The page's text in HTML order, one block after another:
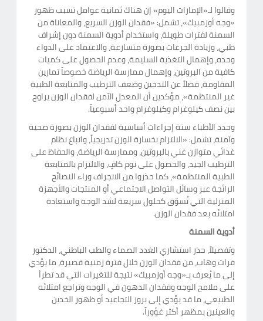
وقالوا لـ«الإمارات اليوم» إن هناك ثمانية عوامل تسبب ظهور
«وجه أوزمبيك»، تشمل: «فقدان الوزن السريع، والمعاناة من
السمنة لفترات طويلة، واستخدام أدوية السمنة دون إشراف
طبي، وزيادة الجرعات بصورة متسارعة، والاعتماد على الدواء
وحده، وإهمال التغذية السليمة، وعدم الحصول على كميات
كافية من البروتين، وإهمال ممارسة الرياضة خصوصاً تمارين
المقاومة، فضلاً عن التدخين وضعف الترطيب والمتابعة الطبية
غير المنتظمة»، مؤكدين أن المعدل الآمن لفقدان الوزن يراوح
بين نصف كيلوغرام وكيلوغرام واحد أسبوعياً.
وحدد الأطباء ستة إجراءات أساسية لفقدان الوزن بصورة صحية
وآمنة، تشمل: «الالتزام بخسارة الوزن تدريجياً، واتباع نظام
غذائي متوازن غني بالبروتين، وممارسة الرياضة، والحفاظ على
الترطيب الجيد، والحصول على نوم كافٍ، والالتزام بالمتابعة
الطبية المنتظمة»، كما حذروا من الانجراف وراء النصائح
الرائجة عبر وسائل التواصل الاجتماعي أو المنتجات والأجهزة
المنزلية التي تُسوّق كحلول سريعة لشد الوجه واستعادة
امتلائه بعد فقدان الوزن.
أدوية السمنة
وتفصيلاً، حذر استشاري الغدد الصماء والطب الباطني، الدكتور
فرات وهاب، من فقدان الوزن خلال فترة زمنية قصيرة، ما يؤدي
إلى ما يُعرف بـ«وجه أوزمبيك» نتيجة للتغيرات التي قد تطرأ
على ملامح الوجه وفقدان الدهون في الوجه وتراجع امتلائه
الطبيعي، ما قد يؤدي إلى بروز التجاعيد أو ظهور الخدين
والعينين بمظهر أكثر غؤوراً.